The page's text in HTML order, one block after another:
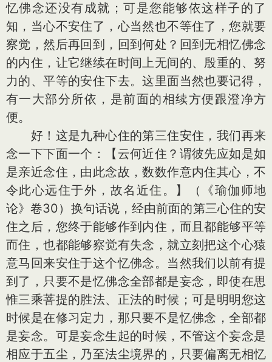
忆佛念还没有成就；可是您能够依这样子的了
知，当心不安住了，心当然也不等住了，您就要
察觉，然后再回到，回到何处？回到无相忆佛念
的内住，让它继续在时间上无间的、殷重的、努
力的、平等的安住下去。这里面当然也要记得，
有一大部分所依，是前面的相续方便跟澄净方
便。
好！这是九种心住的第三住安住，我们再来
念一下下面一个：【云何近住？谓彼先应如是如
是亲近念住，由此念故，数数作意内住其心，不
令此心远住于外，故名近住。】（《瑜伽师地
论》卷30）换句话说，经由前面的第三心住的安
住之后，您终于能够作到内住，而且都能够平等
而住，也都能够察觉有失念，就立刻把这个心猿
意马回来安住于这个忆佛念。当然我们以前有提
到了，只要不是忆佛念全部都是妄念，即使在思
惟三乘菩提的胜法、正法的时候；可是明明您这
时候是在修习定力，那只要不是忆佛念，全部都
是妄念。可是妄念生起的时候，不管这个妄念是
相应于五尘，乃至法尘境界的，只要偏离无相忆